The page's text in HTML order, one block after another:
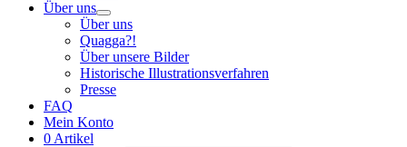
Über uns
Über uns
Quagga?!
Über unsere Bilder
Historische Illustrationsverfahren
Presse
FAQ
Mein Konto
0 Artikel